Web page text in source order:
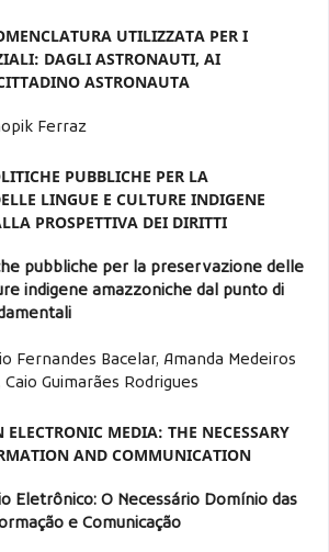
UTILIZZATA PER I
DAGLI ASTRONAUTI, AI
ASTRONAUTA
Ferraz
PUBBLICHE PER LA
LINGUE E CULTURE INDIGENE
PROSPETTIVA DEI DIRITTI
pubbliche per la preservazione delle
indigene amazzoniche dal punto di
Fernandes Bacelar, Amanda Medeiros
Guimarães Rodrigues
ELECTRONIC MEDIA: THE NECESSARY
AND COMMUNICATION
Eletrônico: O Necessário Domínio das
e Comunicação